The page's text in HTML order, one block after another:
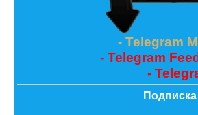
- Telegram
- Telegram
-